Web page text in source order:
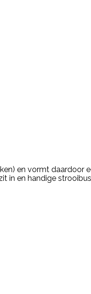
en vormt daardoor
in en handige